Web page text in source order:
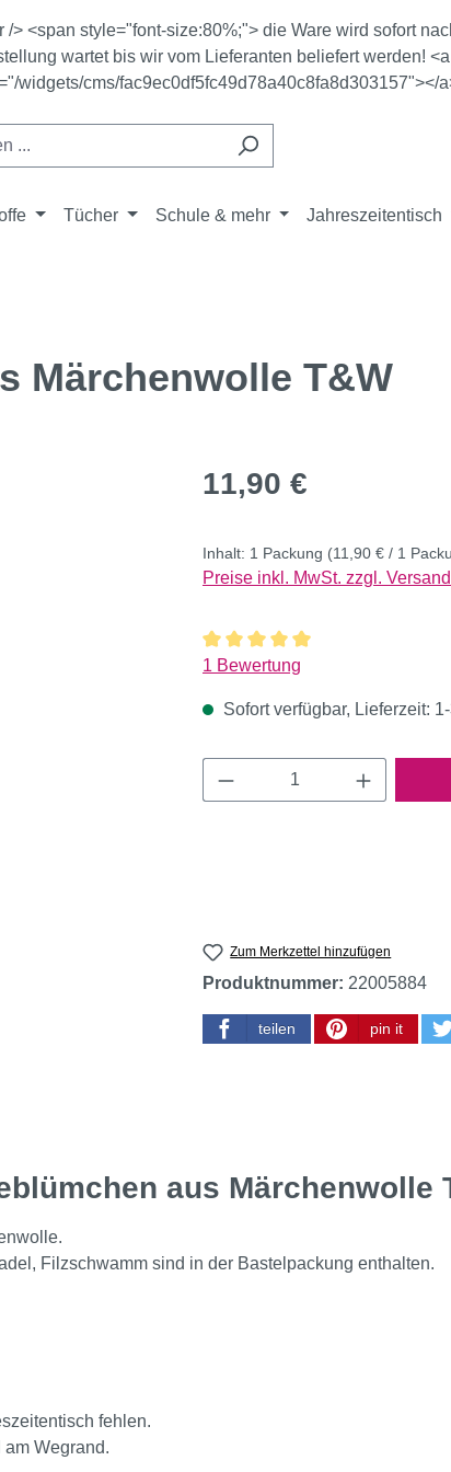
<span style="font-size:80%;"> die Ware wird sofort
wartet bis wir vom Lieferanten beliefert werden!
widgets/cms/fac9ec0df5fc49d78a40c8fa8d303157"></
Tücher Schule & mehr Jahreszeitentisch
Märchenwolle T&W
Regulärer Preis:
11,90 €
Inhalt: 1 Packung (11,90 € / 1
Preise inkl. MwSt. zzgl.
Durchschnittliche Bewertung
1 Bewertung
Sofort verfügbar, Lieferzeit:
Produkt Anzahl:
Zum Merkzettel hinzufügen
Produktnummer: 22005884
teilen pin it
aus Märchenwolle
Filzschwamm sind in der Bastelpackung enthalten.
fehlen.
Wegrand.